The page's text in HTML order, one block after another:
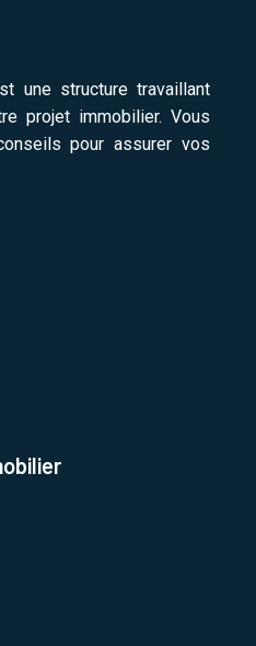
une structure travaillant
projet immobilier. Vous
pour assurer vos